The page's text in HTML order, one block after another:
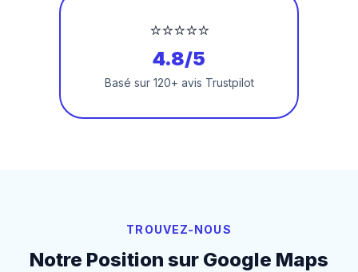
⭐⭐⭐⭐⭐
4.8/5
Basé sur 120+ avis Trustpilot
TROUVEZ-NOUS
Notre Position sur Google Maps